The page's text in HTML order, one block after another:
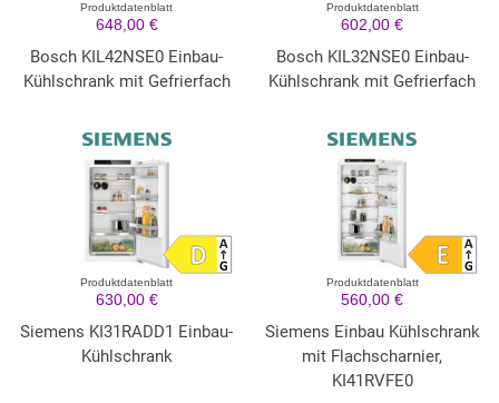
Produktdatenblatt
648,00 €
Bosch KIL42NSE0 Einbau-
Kühlschrank mit Gefrierfach
Produktdatenblatt
602,00 €
Bosch KIL32NSE0 Einbau-
Kühlschrank mit Gefrierfach
Produktdatenblatt
630,00 €
Siemens KI31RADD1 Einbau-
Kühlschrank
Produktdatenblatt
560,00 €
Siemens Einbau Kühlschrank
mit Flachscharnier,
KI41RVFE0